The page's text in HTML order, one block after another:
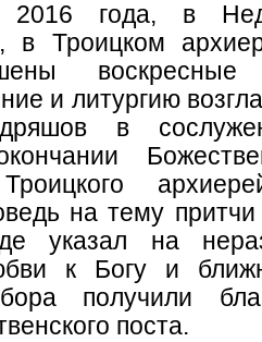
2016 года, в
в Троицком
воскресные
и литургию
в
на тему
указал на
к Богу и
получили
поста.